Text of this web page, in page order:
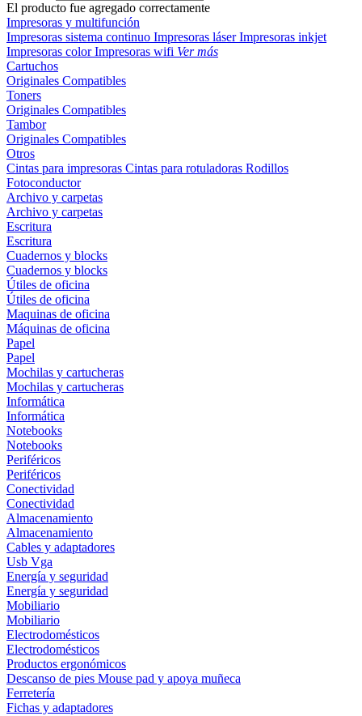
El producto fue agregado correctamente
Impresoras y multifunción
Impresoras sistema continuo Impresoras láserImpresoras inkjet
Impresoras colorImpresoras wifi Ver más
Cartuchos
Originales Compatibles
Toners
Originales Compatibles
Tambor
Originales Compatibles
Otros
Cintas para impresoras Cintas para rotuladoras Rodillos
Fotoconductor
Archivo y carpetas
Archivo y carpetas
Escritura
Escritura
Cuadernos y blocks
Cuadernos y blocks
Útiles de oficina
Útiles de oficina
Maquinas de oficina
Máquinas de oficina
Papel
Papel
Mochilas y cartucheras
Mochilas y cartucheras
Informática
Informática
Notebooks
Notebooks
Periféricos
Periféricos
Conectividad
Conectividad
Almacenamiento
Almacenamiento
Cables y adaptadores
Usb Vga
Energía y seguridad
Energía y seguridad
Mobiliario
Mobiliario
Electrodomésticos
Electrodomésticos
Productos ergonómicos
Descanso de pies Mouse pad y apoya muñeca
Ferretería
Fichas y adaptadores